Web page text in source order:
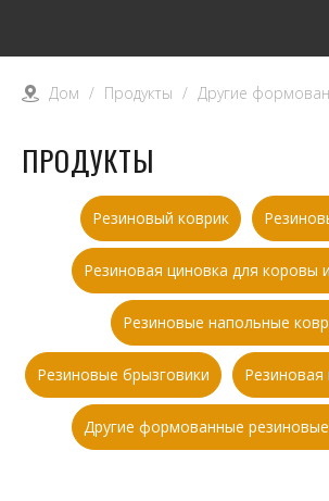
Дом / Продукты / Другие
ПРОДУКТЫ
Резиновый коврик
Резиновая циновка для коровы
Резиновые напольные
Резиновые брызговики Резиновая
Другие формованные